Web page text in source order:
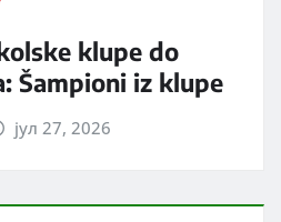
klupe do
Šampioni iz klupe
јул 27, 2026